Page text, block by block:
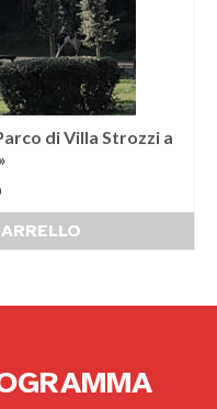
di Villa Strozzi a